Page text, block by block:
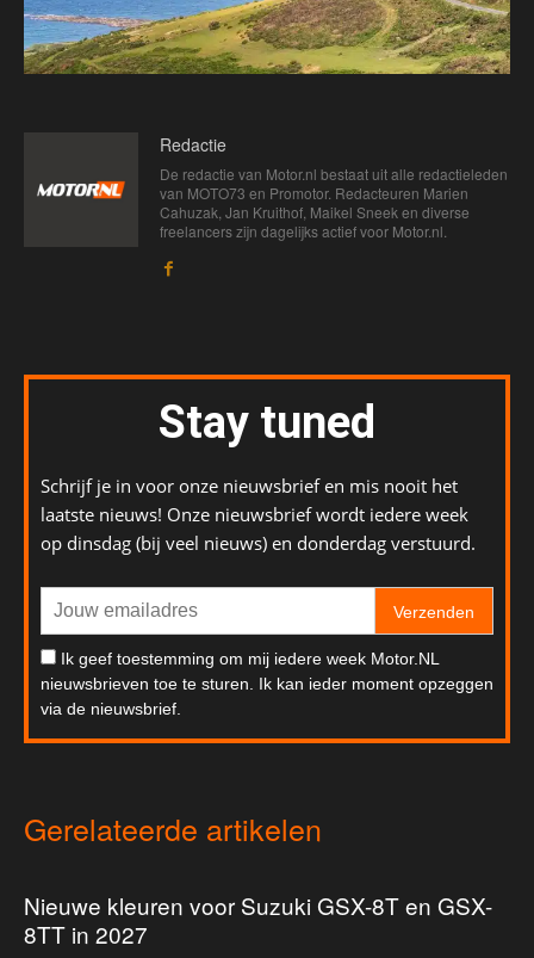
Redactie
De redactie van Motor.nl bestaat uit alle redactieleden
van MOTO73 en Promotor. Redacteuren Marien
Cahuzak, Jan Kruithof, Maikel Sneek en diverse
freelancers zijn dagelijks actief voor Motor.nl.
Stay tuned
Schrijf je in voor onze nieuwsbrief en mis nooit het
laatste nieuws! Onze nieuwsbrief wordt iedere week
op dinsdag (bij veel nieuws) en donderdag verstuurd.
Verzenden
Ik geef toestemming om mij iedere week Motor.NL
nieuwsbrieven toe te sturen. Ik kan ieder moment opzeggen
via de nieuwsbrief.
Gerelateerde artikelen
Nieuwe kleuren voor Suzuki GSX-8T en GSX-
8TT in 2027